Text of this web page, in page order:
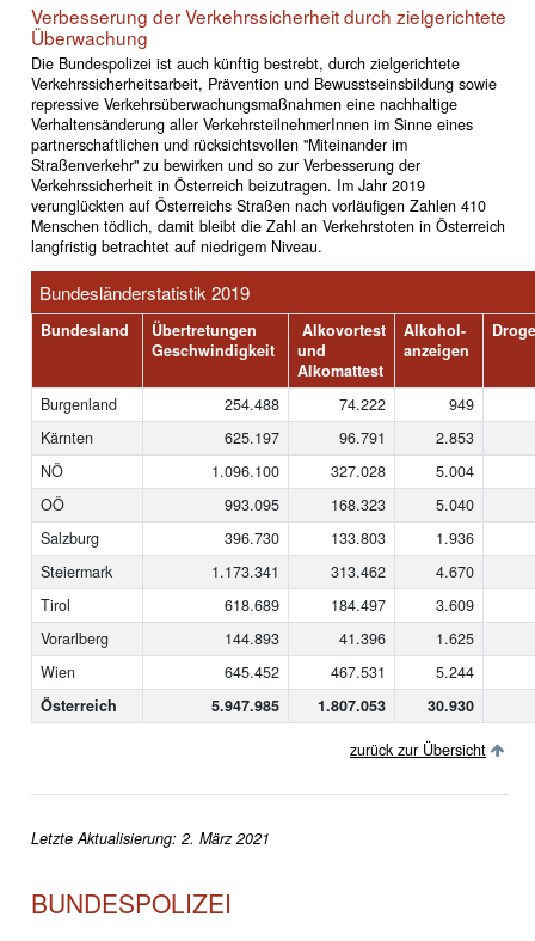
Verbesserung der Verkehrssicherheit durch zielgerichtete
Überwachung
Die Bundespolizei ist auch künftig bestrebt, durch zielgerichtete
Verkehrssicherheitsarbeit, Prävention und Bewusstseinsbildung sowie
repressive Verkehrsüberwachungsmaßnahmen eine nachhaltige
Verhaltensänderung aller VerkehrsteilnehmerInnen im Sinne eines
partnerschaftlichen und rücksichtsvollen "Miteinander im
Straßenverkehr" zu bewirken und so zur Verbesserung der
Verkehrssicherheit in Österreich beizutragen. Im Jahr 2019
verunglückten auf Österreichs Straßen nach vorläufigen Zahlen 410
Menschen tödlich, damit bleibt die Zahl an Verkehrstoten in Österreich
langfristig betrachtet auf niedrigem Niveau.
Bundesländerstatistik 2019
Bundesland
Übertretungen
Geschwindigkeit
Alkovortest
und
Alkomattest
Alkohol-
anzeigen
Burgenland 254.488 74.222
949
Kärnten
625.197 96.791
2.853
NÖ
1.096.100 327.028
5.004
OÖ
993.095 168.323
5.040
Salzburg
396.730 133.803
1.936
Steiermark
1.173.341 313.462
4.670
Tirol
618.689 184.497
3.609
Vorarlberg
144.893 41.396
1.625
Wien
645.452 467.531
5.244
Österreich
5.947.985 1.807.053 30.930
zurück zur Übersicht
Letzte Aktualisierung: 2. März 2021
BUNDESPOLIZEI